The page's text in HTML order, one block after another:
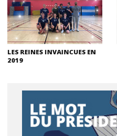
LES REINES INVAINCUES EN
2019